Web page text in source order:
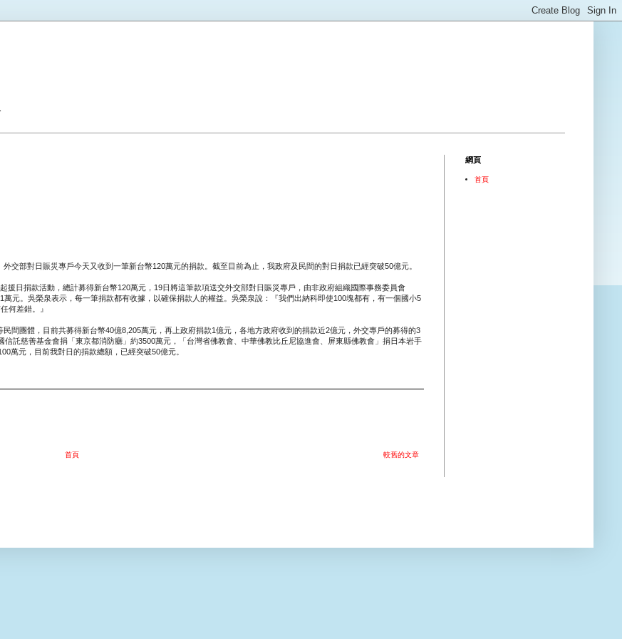
交部對日賑災專戶今天又收到一筆新台幣120萬元的捐款。截至目前為止，我政府及民間的對日捐款已經突破50億元。
日捐款活動，總計募得新台幣120萬元，19日將這筆款項送交外交部對日賑災專戶，由非政府組織國際事務委員會
元。吳榮泉表示，每一筆捐款都有收據，以確保捐款人的權益。吳榮泉說：『我們出納科即使100塊都有，有一個國小5
何差錯。』
間團體，目前共募得新台幣40億8,205萬元，再上政府捐款1億元，各地方政府收到的捐款近2億元，外交專戶的募得的3
託慈善基金會捐「東京都消防廳」約3500萬元，「台灣省佛教會、中華佛教比丘尼協進會、屏東縣佛教會」捐日本岩手
萬元，目前我對日的捐款總額，已經突破50億元。
較舊的文章
首頁
網頁
首頁